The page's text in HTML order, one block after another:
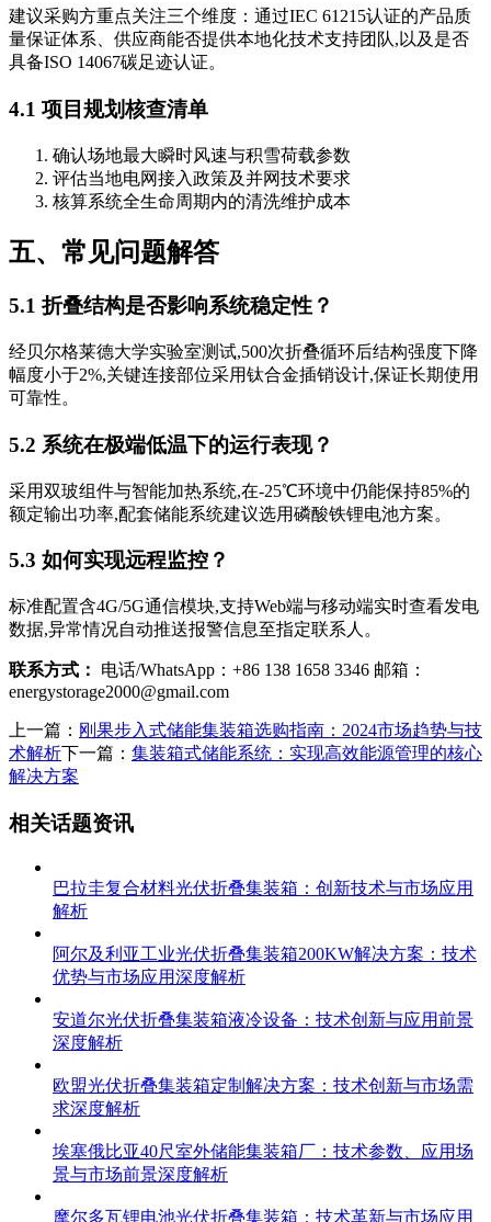
建议采购方重点关注三个维度：通过IEC 61215认证的产品质
量保证体系、供应商能否提供本地化技术支持团队,以及是否
具备ISO 14067碳足迹认证。
4.1 项目规划核查清单
确认场地最大瞬时风速与积雪荷载参数
评估当地电网接入政策及并网技术要求
核算系统全生命周期内的清洗维护成本
五、常见问题解答
5.1 折叠结构是否影响系统稳定性？
经贝尔格莱德大学实验室测试,500次折叠循环后结构强度下降
幅度小于2%,关键连接部位采用钛合金插销设计,保证长期使用
可靠性。
5.2 系统在极端低温下的运行表现？
采用双玻组件与智能加热系统,在-25℃环境中仍能保持85%的
额定输出功率,配套储能系统建议选用磷酸铁锂电池方案。
5.3 如何实现远程监控？
标准配置含4G/5G通信模块,支持Web端与移动端实时查看发电
数据,异常情况自动推送报警信息至指定联系人。
联系方式：
电话/WhatsApp：+86 138 1658 3346 邮箱：
energystorage2000@gmail.com
上一篇： 刚果步入式储能集装箱选购指南：2024市场趋势与技
术解析下一篇： 集装箱式储能系统：实现高效能源管理的核心
解决方案
相关话题资讯
巴拉圭复合材料光伏折叠集装箱：创新技术与市场应用
解析
阿尔及利亚工业光伏折叠集装箱200KW解决方案：技术
优势与市场应用深度解析
安道尔光伏折叠集装箱液冷设备：技术创新与应用前景
深度解析
欧盟光伏折叠集装箱定制解决方案：技术创新与市场需
求深度解析
埃塞俄比亚40尺室外储能集装箱厂：技术参数、应用场
景与市场前景深度解析
摩尔多瓦锂电池光伏折叠集装箱：技术革新与市场应用